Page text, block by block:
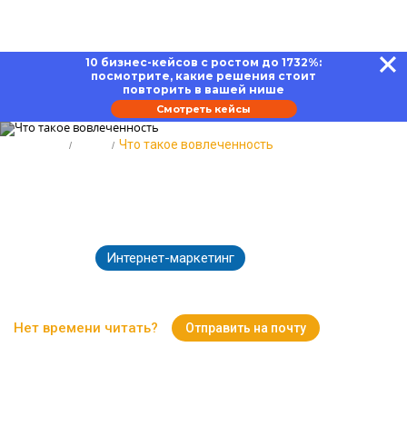
10 бизнес-кейсов с ростом до 1732%:
посмотрите, какие решения стоит
повторить в вашей нише
Смотреть кейсы
Что такое вовлеченность
Интернет-маркетинг
Нет времени читать? Отправить на почту